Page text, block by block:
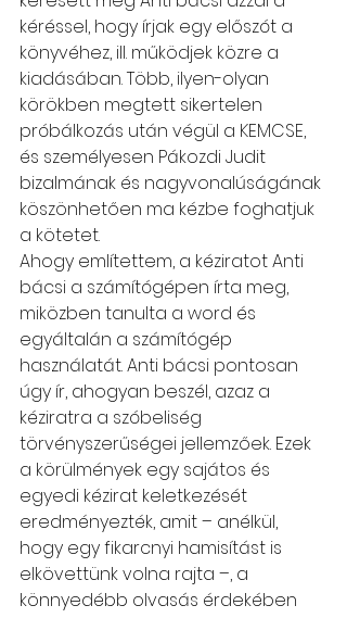
kéréssel, hogy írjak egy előszót a
könyvéhez, ill. működjek közre a
kiadásában. Több, ilyen-olyan
körökben megtett sikertelen
próbálkozás után végül a KEMCSE,
és személyesen Pákozdi Judit
bizalmának és nagyvonalúságának
köszönhetően ma kézbe foghatjuk
a kötetet.
Ahogy említettem, a kéziratot Anti
bácsi a számítógépen írta meg,
miközben tanulta a word és
egyáltalán a számítógép
használatát. Anti bácsi pontosan
úgy ír, ahogyan beszél, azaz a
kéziratra a szóbeliség
törvényszerűségei jellemzőek. Ezek
a körülmények egy sajátos és
egyedi kézirat keletkezését
eredményezték, amit – anélkül,
hogy egy fikarcnyi hamisítást is
elkövettünk volna rajta –, a
könnyedébb olvasás érdekében